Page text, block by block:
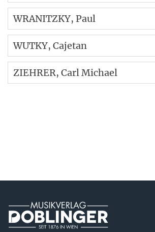
WRANITZKY, Paul
WUTKY, Cajetan
ZIEHRER, Carl Michael